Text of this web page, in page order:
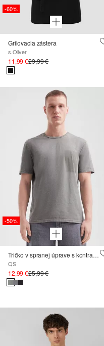
-60%
Grilovacia zástera
s.Oliver
11,99 €29,99 €
-50%
Tričko v spranej úprave s kontrastnými detailmi
QS
12,99 €25,99 €